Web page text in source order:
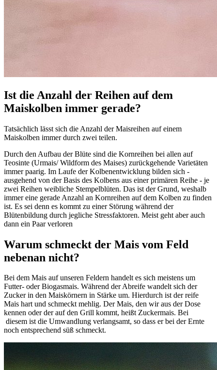
Ist die Anzahl der Reihen auf dem
Maiskolben immer gerade?
Tatsächlich lässt sich die Anzahl der Maisreihen auf einem
Maiskolben immer durch zwei teilen.
Durch den Aufbau der Blüte sind die Kornreihen bei allen auf
Teosinte (Urmais/ Wildform des Maises) zurückgehende Varietäten
immer paarig. Im Laufe der Kolbenentwicklung bilden sich -
ausgehend von der Basis des Kolbens aus einer primären Reihe - je
zwei Reihen weibliche Stempelblüten. Das ist der Grund, weshalb
immer eine gerade Anzahl an Kornreihen auf dem Kolben zu finden
ist. Es sei denn es kommt zu einer Störung während der
Blütenbildung durch jegliche Stressfaktoren. Meist geht aber auch
dann ein Paar verloren
Warum schmeckt der Mais vom Feld
nebenan nicht?
Bei dem Mais auf unseren Feldern handelt es sich meistens um
Futter- oder Biogasmais. Während der Abreife wandelt sich der
Zucker in den Maiskörnern in Stärke um. Hierdurch ist der reife
Mais hart und schmeckt mehlig. Der Mais, den wir aus der Dose
kennen oder der auf den Grill kommt, heißt Zuckermais. Bei
diesem ist die Umwandlung verlangsamt, so dass er bei der Ernte
noch entsprechend süß schmeckt.